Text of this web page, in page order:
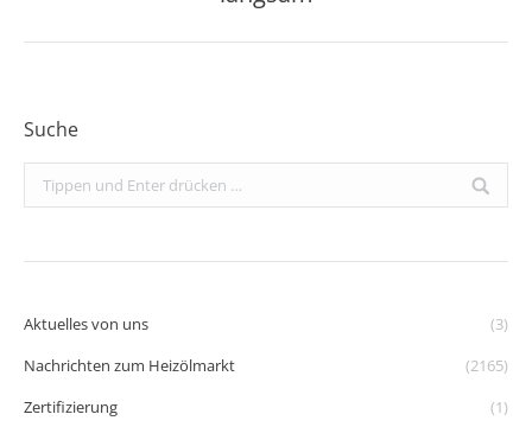
Suche
Search:
Aktuelles von uns
(3)
Nachrichten zum Heizölmarkt
(2165)
Zertifizierung
(1)